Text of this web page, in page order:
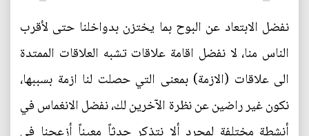
نفضل الابتعاد عن البوح بما يختزن بدواخلنا حتى لأقرب
الناس منا، لا نفضل اقامة علاقات تشبه العلاقات الممتدة
الى علاقات (الازمة) بمعنى التي حصلت لنا ازمة بسببها،
نكون غير راضين عن نظرة الآخرين لك، نفضل الانغماس في